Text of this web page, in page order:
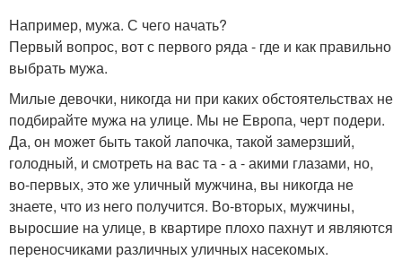
Например, мужа. С чего начать?
Первый вопрос, вот с первого ряда - где и как правильно
выбрать мужа.
Милые девочки, никогда ни при каких обстоятельствах не
подбирайте мужа на улице. Мы не Европа, черт подери.
Да, он может быть такой лапочка, такой замерзший,
голодный, и смотреть на вас та - а - акими глазами, но,
во-первых, это же уличный мужчина, вы никогда не
знаете, что из него получится. Во-вторых, мужчины,
выросшие на улице, в квартире плохо пахнут и являются
переносчиками различных уличных насекомых.